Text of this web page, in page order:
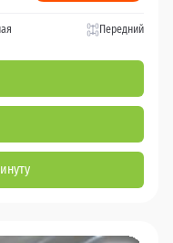
Передний